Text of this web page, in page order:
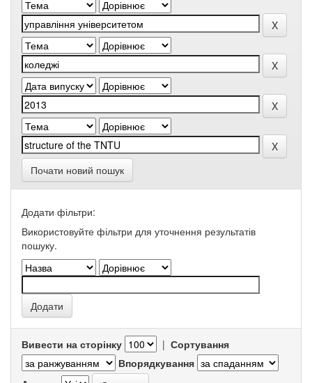
Почати новий пошук
Додати фільтри:
Використовуйте фільтри для уточнення результатів
пошуку.
Вивести на сторінку | Сортування
Впорядкування